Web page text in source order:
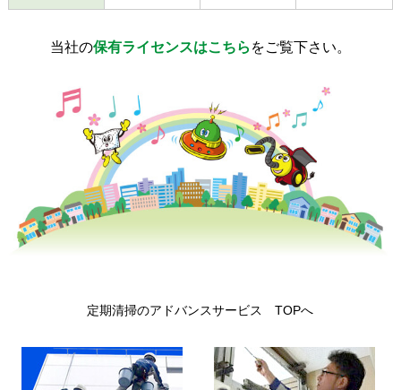
当社の保有ライセンスはこちら をご覧下さい。
定期清掃のアドバンスサービス TOPへ